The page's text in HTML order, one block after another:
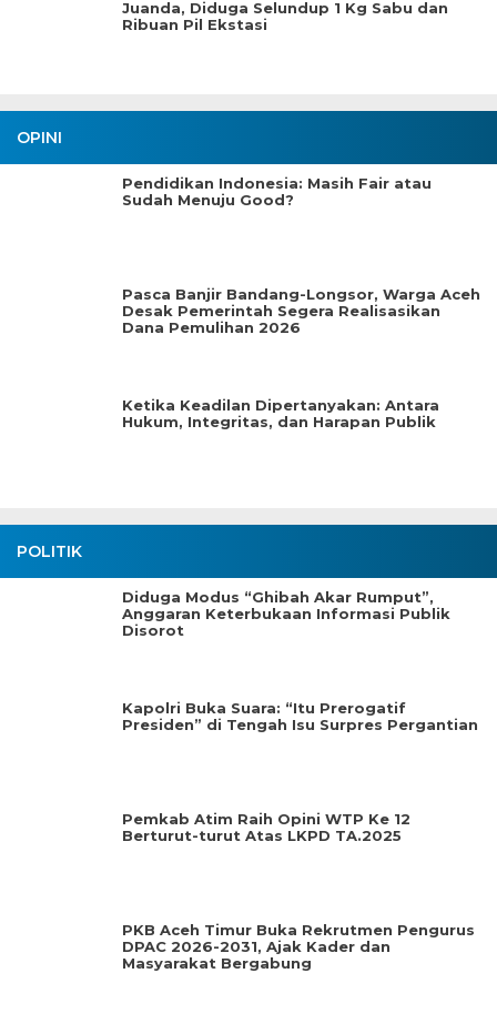
Juanda, Diduga Selundup 1 Kg Sabu dan
Ribuan Pil Ekstasi
OPINI
Pendidikan Indonesia: Masih Fair atau
Sudah Menuju Good?
Pasca Banjir Bandang-Longsor, Warga Aceh
Desak Pemerintah Segera Realisasikan
Dana Pemulihan 2026
Ketika Keadilan Dipertanyakan: Antara
Hukum, Integritas, dan Harapan Publik
POLITIK
Diduga Modus “Ghibah Akar Rumput”,
Anggaran Keterbukaan Informasi Publik
Disorot
Kapolri Buka Suara: “Itu Prerogatif
Presiden” di Tengah Isu Surpres Pergantian
Pemkab Atim Raih Opini WTP Ke 12
Berturut-turut Atas LKPD TA.2025
PKB Aceh Timur Buka Rekrutmen Pengurus
DPAC 2026-2031, Ajak Kader dan
Masyarakat Bergabung